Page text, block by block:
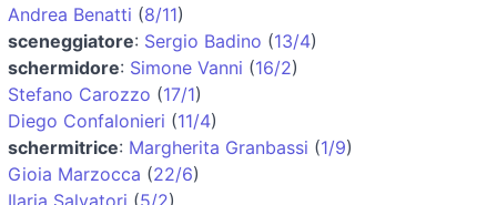
Andrea Benatti (8/11)
sceneggiatore: Sergio Badino (13/4)
schermidore: Simone Vanni (16/2)
Stefano Carozzo (17/1)
Diego Confalonieri (11/4)
schermitrice: Margherita Granbassi (1/9)
Gioia Marzocca (22/6)
Ilaria Salvatori (5/2)